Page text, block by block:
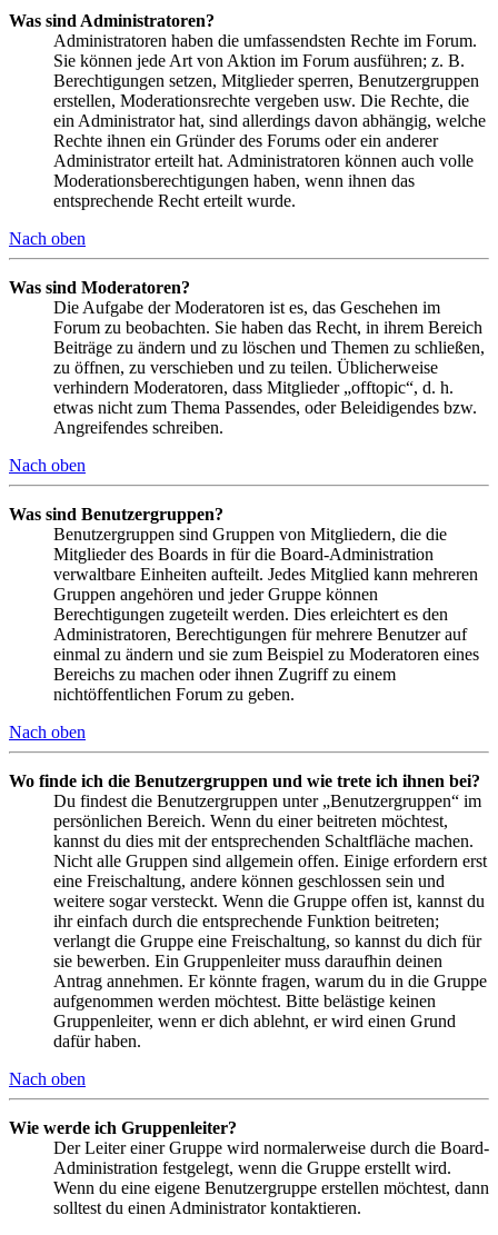
Was sind Administratoren?
Administratoren haben die umfassendsten Rechte im Forum.
Sie können jede Art von Aktion im Forum ausführen; z. B.
Berechtigungen setzen, Mitglieder sperren, Benutzergruppen
erstellen, Moderationsrechte vergeben usw. Die Rechte, die
ein Administrator hat, sind allerdings davon abhängig, welche
Rechte ihnen ein Gründer des Forums oder ein anderer
Administrator erteilt hat. Administratoren können auch volle
Moderationsberechtigungen haben, wenn ihnen das
entsprechende Recht erteilt wurde.
Nach oben
Was sind Moderatoren?
Die Aufgabe der Moderatoren ist es, das Geschehen im
Forum zu beobachten. Sie haben das Recht, in ihrem Bereich
Beiträge zu ändern und zu löschen und Themen zu schließen,
zu öffnen, zu verschieben und zu teilen. Üblicherweise
verhindern Moderatoren, dass Mitglieder „offtopic“, d. h.
etwas nicht zum Thema Passendes, oder Beleidigendes bzw.
Angreifendes schreiben.
Nach oben
Was sind Benutzergruppen?
Benutzergruppen sind Gruppen von Mitgliedern, die die
Mitglieder des Boards in für die Board-Administration
verwaltbare Einheiten aufteilt. Jedes Mitglied kann mehreren
Gruppen angehören und jeder Gruppe können
Berechtigungen zugeteilt werden. Dies erleichtert es den
Administratoren, Berechtigungen für mehrere Benutzer auf
einmal zu ändern und sie zum Beispiel zu Moderatoren eines
Bereichs zu machen oder ihnen Zugriff zu einem
nichtöffentlichen Forum zu geben.
Nach oben
Wo finde ich die Benutzergruppen und wie trete ich ihnen bei?
Du findest die Benutzergruppen unter „Benutzergruppen“ im
persönlichen Bereich. Wenn du einer beitreten möchtest,
kannst du dies mit der entsprechenden Schaltfläche machen.
Nicht alle Gruppen sind allgemein offen. Einige erfordern erst
eine Freischaltung, andere können geschlossen sein und
weitere sogar versteckt. Wenn die Gruppe offen ist, kannst du
ihr einfach durch die entsprechende Funktion beitreten;
verlangt die Gruppe eine Freischaltung, so kannst du dich für
sie bewerben. Ein Gruppenleiter muss daraufhin deinen
Antrag annehmen. Er könnte fragen, warum du in die Gruppe
aufgenommen werden möchtest. Bitte belästige keinen
Gruppenleiter, wenn er dich ablehnt, er wird einen Grund
dafür haben.
Nach oben
Wie werde ich Gruppenleiter?
Der Leiter einer Gruppe wird normalerweise durch die Board-
Administration festgelegt, wenn die Gruppe erstellt wird.
Wenn du eine eigene Benutzergruppe erstellen möchtest, dann
solltest du einen Administrator kontaktieren.